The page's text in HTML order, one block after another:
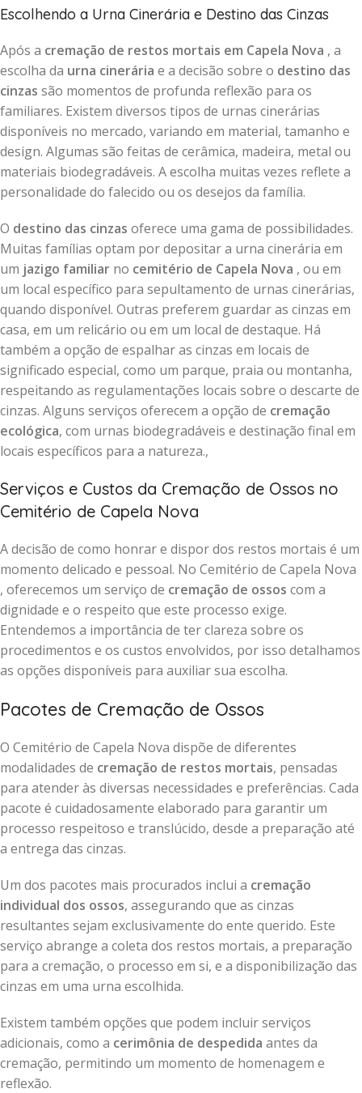
Escolhendo a Urna Cinerária e Destino das Cinzas
Após a cremação de restos mortais em Capela Nova , a
escolha da urna cinerária e a decisão sobre o destino das
cinzas são momentos de profunda reflexão para os
familiares. Existem diversos tipos de urnas cinerárias
disponíveis no mercado, variando em material, tamanho e
design. Algumas são feitas de cerâmica, madeira, metal ou
materiais biodegradáveis. A escolha muitas vezes reflete a
personalidade do falecido ou os desejos da família.
O destino das cinzas oferece uma gama de possibilidades.
Muitas famílias optam por depositar a urna cinerária em
um jazigo familiar no cemitério de Capela Nova , ou em
um local específico para sepultamento de urnas cinerárias,
quando disponível. Outras preferem guardar as cinzas em
casa, em um relicário ou em um local de destaque. Há
também a opção de espalhar as cinzas em locais de
significado especial, como um parque, praia ou montanha,
respeitando as regulamentações locais sobre o descarte de
cinzas. Alguns serviços oferecem a opção de cremação
ecológica, com urnas biodegradáveis e destinação final em
locais específicos para a natureza.,
Serviços e Custos da Cremação de Ossos no
Cemitério de Capela Nova
A decisão de como honrar e dispor dos restos mortais é um
momento delicado e pessoal. No Cemitério de Capela Nova
, oferecemos um serviço de cremação de ossos com a
dignidade e o respeito que este processo exige.
Entendemos a importância de ter clareza sobre os
procedimentos e os custos envolvidos, por isso detalhamos
as opções disponíveis para auxiliar sua escolha.
Pacotes de Cremação de Ossos
O Cemitério de Capela Nova dispõe de diferentes
modalidades de cremação de restos mortais, pensadas
para atender às diversas necessidades e preferências. Cada
pacote é cuidadosamente elaborado para garantir um
processo respeitoso e translúcido, desde a preparação até
a entrega das cinzas.
Um dos pacotes mais procurados inclui a cremação
individual dos ossos, assegurando que as cinzas
resultantes sejam exclusivamente do ente querido. Este
serviço abrange a coleta dos restos mortais, a preparação
para a cremação, o processo em si, e a disponibilização das
cinzas em uma urna escolhida.
Existem também opções que podem incluir serviços
adicionais, como a cerimônia de despedida antes da
cremação, permitindo um momento de homenagem e
reflexão.